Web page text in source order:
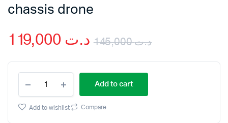
chassis drone
د.ت145,000
Original
د.ت
Current
Quadcoptere
DJI
F450
Add to cart
Add to wishlist Compare